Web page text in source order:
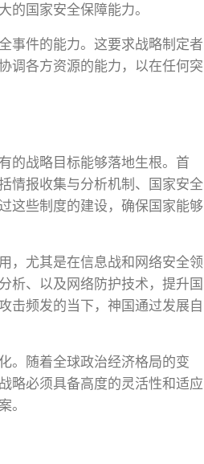
的国家安全保障能力。
事件的能力。这要求战略制定者
调各方资源的能力，以在任何突
的战略目标能够落地生根。首
情报收集与分析机制、国家安全
这些制度的建设，确保国家能够
，尤其是在信息战和网络安全领
析、以及网络防护技术，提升国
击频发的当下，神国通过发展自
。随着全球政治经济格局的变
略必须具备高度的灵活性和适应
。